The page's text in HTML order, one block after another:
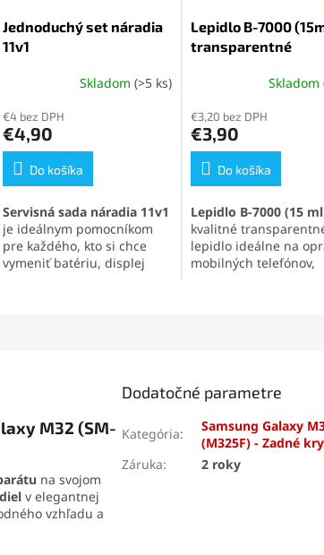
Jednoduchý set náradia
11v1
produktu
je
5,0
5
hviezdičiek.
Skladom(>5 ks)
€4 bez DPH
€4,90
Do košíka
Servisná sada náradia 11v1
je ideálnym pomocníkom
pre každého, kto si chce
vymeniť batériu, displej
domácich podmienkach.
Lepidlo B-7000
transparentné
produktu
je
5,0
5
hviezdičiek.
Skladom
€3,20 bez DPH
€3,90
Do košíka
Lepidlo B-7000 (15
kvalitné
lepidlo ideálne na
mobilných telefónov,
drobné súčiastky.
M32 (SM-
na svojom
v elegantnej
vzhľadu a
Dodatočné parametre
Kategória:
Samsung Galaxy
(M325F) - Zadné
Záruka: 2 roky